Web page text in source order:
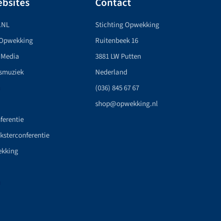
Stichting Opwekking
Ruitenbeek 16
3881 LW Putten
Nederland
(036) 845 67 67
shop@opwekking.nl